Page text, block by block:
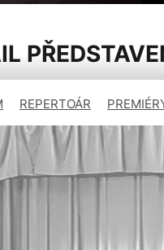
REPERTOÁR